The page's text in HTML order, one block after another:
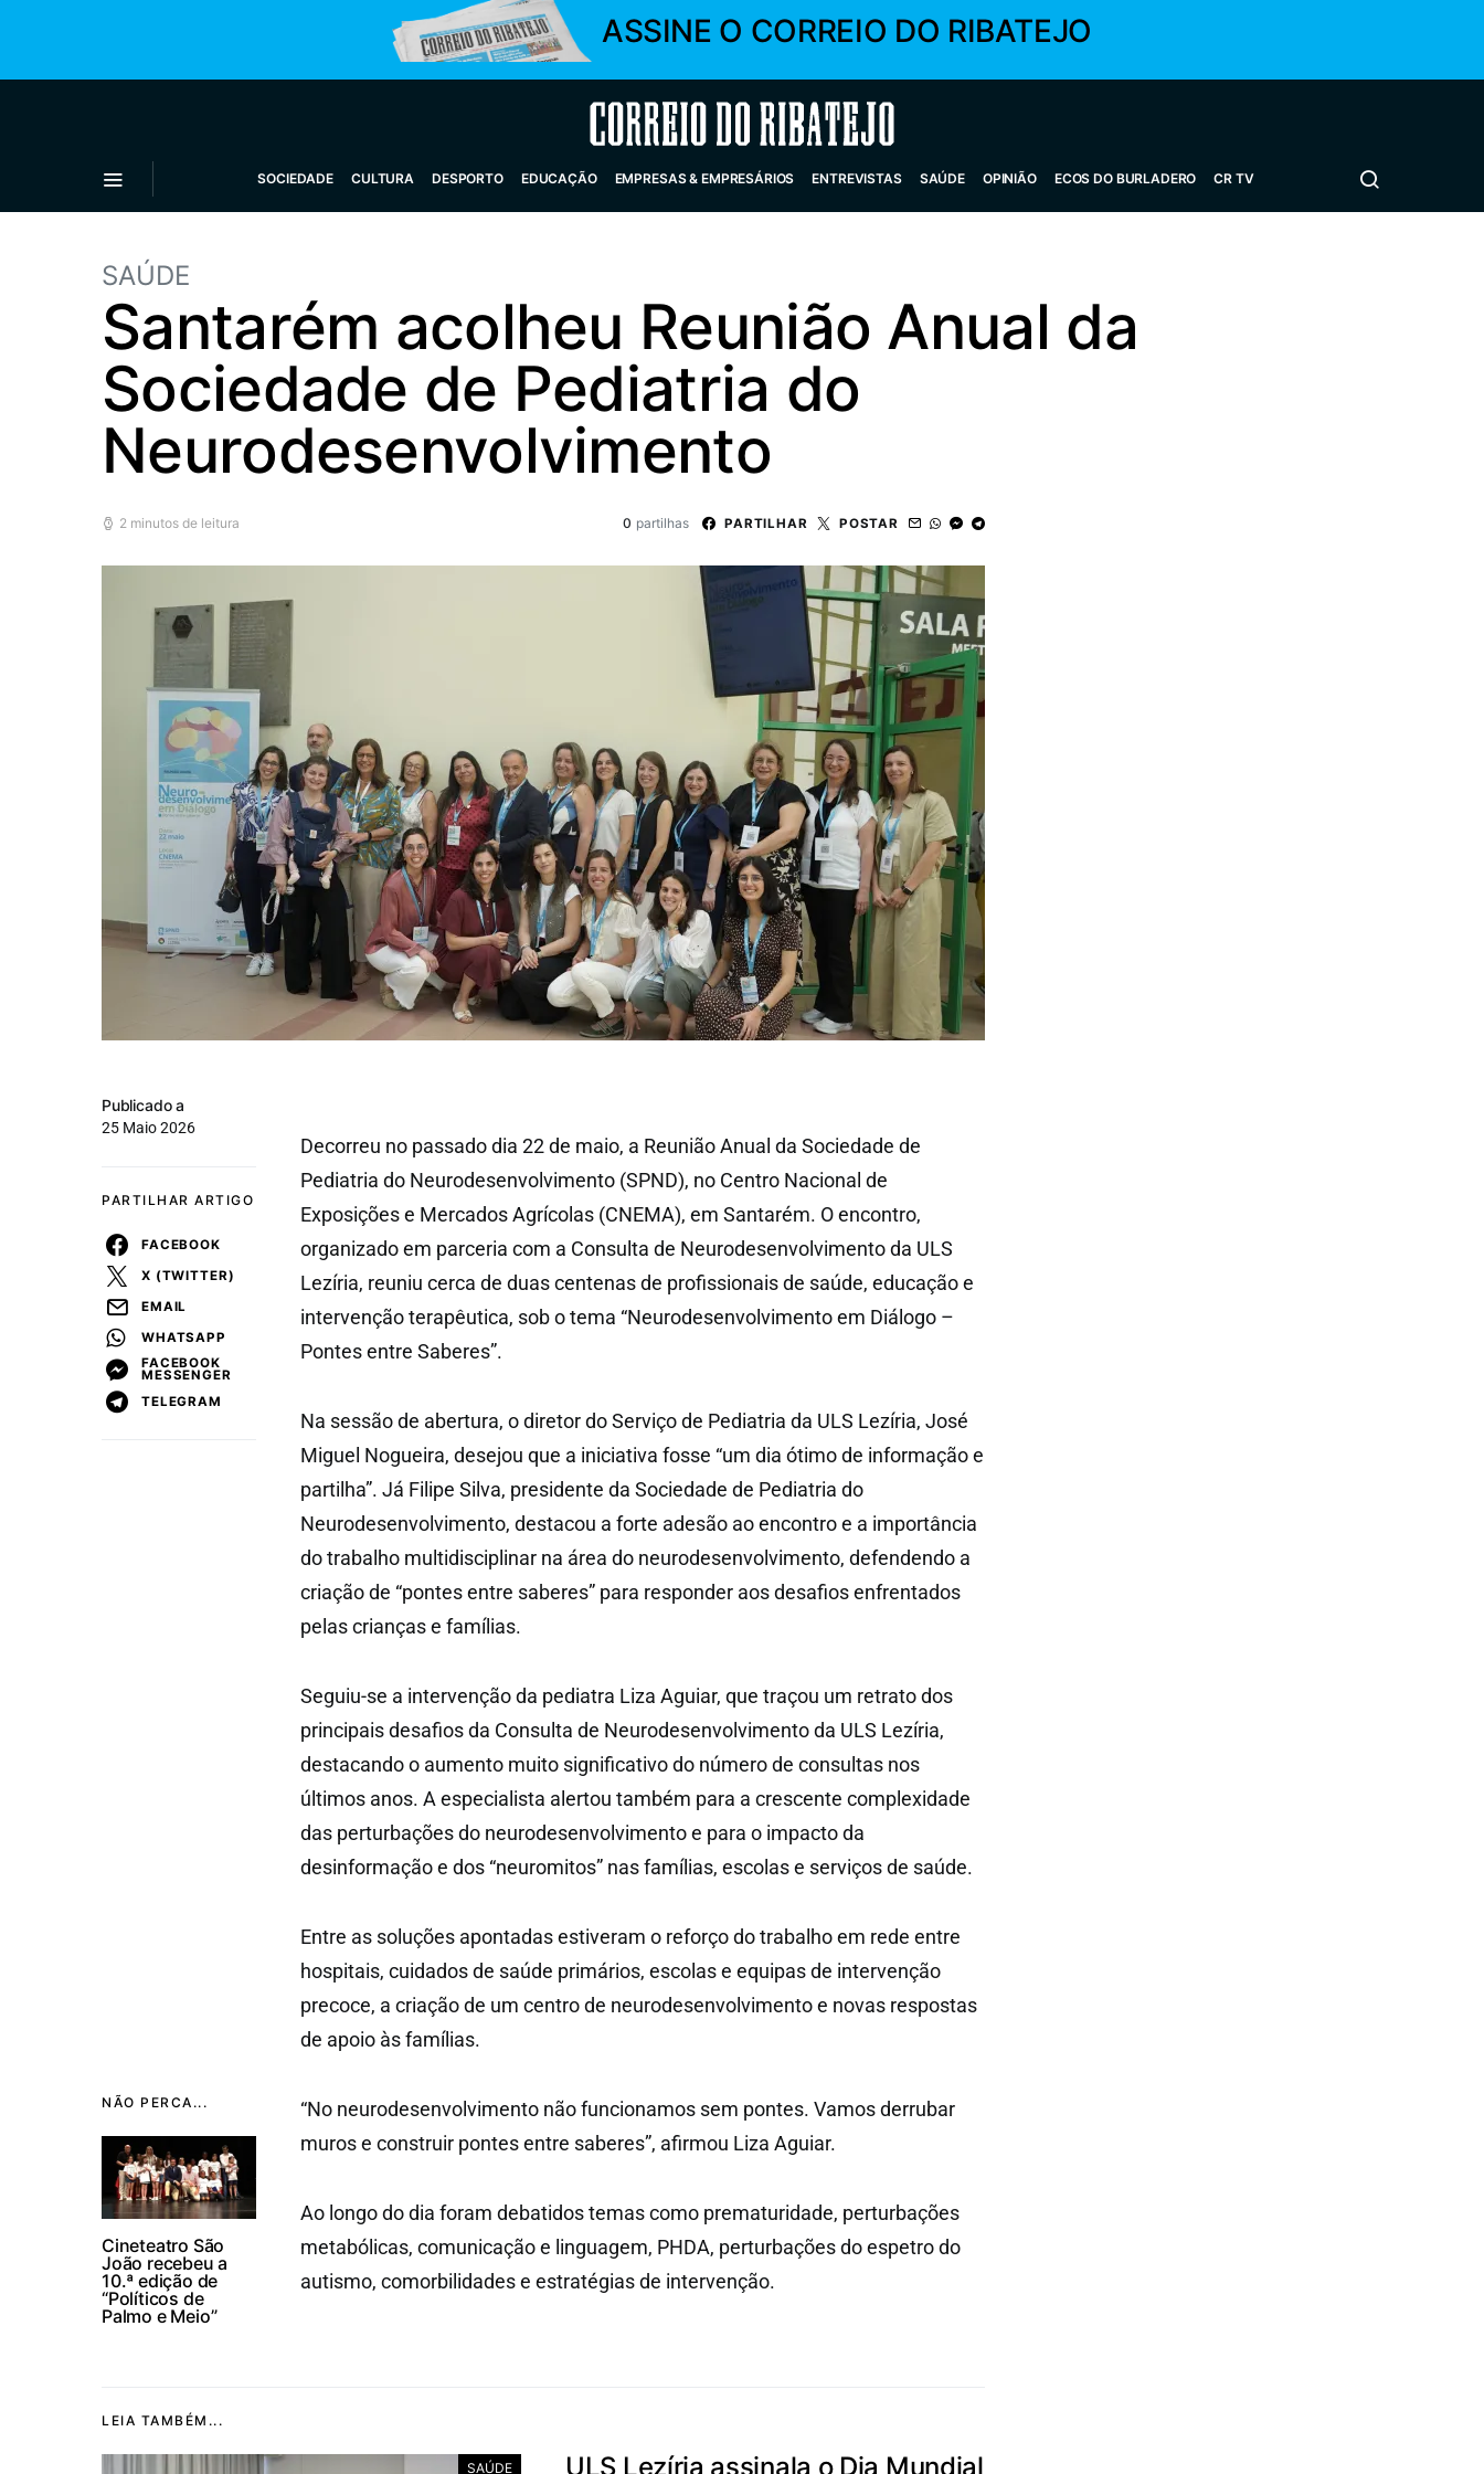
ASSINE O CORREIO DO RIBATEJO
Correio do Ribatejo
SOCIEDADE CULTURA DESPORTO EDUCAÇÃO EMPRESAS & EMPRESÁRIOS ENTREVISTAS SAÚDE OPINIÃO ECOS DO BURLADERO CR TV
SAÚDE
Santarém acolheu Reunião Anual da
Sociedade de Pediatria do
Neurodesenvolvimento
2 minutos de leitura 0 partilhas PARTILHAR POSTAR
NÃO PERCA...
Cineteatro São
João recebeu a
10.ª edição de
“Políticos de
Palmo e Meio”
Publicado a
25 Maio 2026
PARTILHAR ARTIGO
FACEBOOK
X (TWITTER)
EMAIL
WHATSAPP
FACEBOOK
MESSENGER
TELEGRAM
Decorreu no passado dia 22 de maio, a Reunião Anual da Sociedade de
Pediatria do Neurodesenvolvimento (SPND), no Centro Nacional de
Exposições e Mercados Agrícolas (CNEMA), em Santarém. O encontro,
organizado em parceria com a Consulta de Neurodesenvolvimento da ULS
Lezíria, reuniu cerca de duas centenas de profissionais de saúde, educação e
intervenção terapêutica, sob o tema “Neurodesenvolvimento em Diálogo –
Pontes entre Saberes”.
Na sessão de abertura, o diretor do Serviço de Pediatria da ULS Lezíria, José
Miguel Nogueira, desejou que a iniciativa fosse “um dia ótimo de informação e
partilha”. Já Filipe Silva, presidente da Sociedade de Pediatria do
Neurodesenvolvimento, destacou a forte adesão ao encontro e a importância
do trabalho multidisciplinar na área do neurodesenvolvimento, defendendo a
criação de “pontes entre saberes” para responder aos desafios enfrentados
pelas crianças e famílias.
Seguiu-se a intervenção da pediatra Liza Aguiar, que traçou um retrato dos
principais desafios da Consulta de Neurodesenvolvimento da ULS Lezíria,
destacando o aumento muito significativo do número de consultas nos
últimos anos. A especialista alertou também para a crescente complexidade
das perturbações do neurodesenvolvimento e para o impacto da
desinformação e dos “neuromitos” nas famílias, escolas e serviços de saúde.
Entre as soluções apontadas estiveram o reforço do trabalho em rede entre
hospitais, cuidados de saúde primários, escolas e equipas de intervenção
precoce, a criação de um centro de neurodesenvolvimento e novas respostas
de apoio às famílias.
“No neurodesenvolvimento não funcionamos sem pontes. Vamos derrubar
muros e construir pontes entre saberes”, afirmou Liza Aguiar.
Ao longo do dia foram debatidos temas como prematuridade, perturbações
metabólicas, comunicação e linguagem, PHDA, perturbações do espetro do
autismo, comorbilidades e estratégias de intervenção.
LEIA TAMBÉM...
SAÚDE ULS Lezíria assinala o Dia Mundial